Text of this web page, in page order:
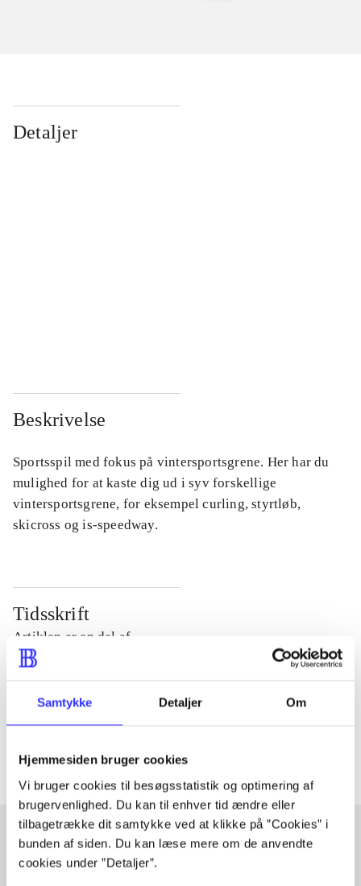
Samtykke Detaljer Om
Hjemmesiden bruger cookies
Vi bruger cookies til besøgsstatistik og optimering af
brugervenlighed. Du kan til enhver tid ændre eller
tilbagetrække dit samtykke ved at klikke på ”Cookies” i
bunden af siden. Du kan læse mere om de anvendte
cookies under ”Detaljer”.
Detaljer
Beskrivelse
Sportsspil med fokus på vintersportsgrene. Her har du
mulighed for at kaste dig ud i syv forskellige
vintersportsgrene, for eksempel curling, styrtløb,
skicross og is-speedway.
Tidsskrift
Artiklen er en del af
Tidsskrift
Artiklerne i handler ofte om
Artikler med samme emner